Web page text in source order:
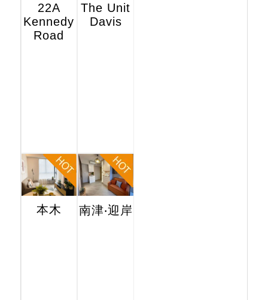
22A
Kennedy
Road
The Unit
Davis
本木 南津‧迎岸